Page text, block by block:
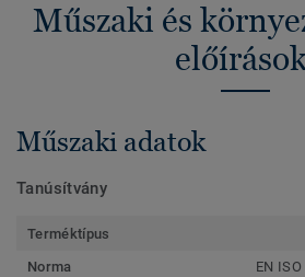
Műszaki és
Műszaki adatok
Tanúsítvány
Terméktípus
Norma
EN